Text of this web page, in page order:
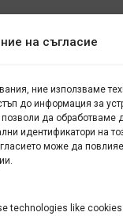
на съгласие
ние използваме
до информация за
да обработваме
идентификатори на
може да
technologies like